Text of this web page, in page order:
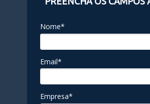
Nome*
Email*
Empresa*